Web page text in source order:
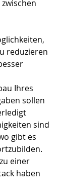
reduzieren
Ihres
sollen
sind
gibt es
einer
haben